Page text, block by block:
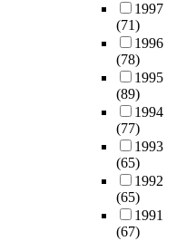
1997
(71)
1996
(78)
1995
(89)
1994
(77)
1993
(65)
1992
(65)
1991
(67)